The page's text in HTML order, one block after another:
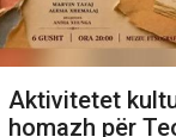
Aktivitetet
homazh për